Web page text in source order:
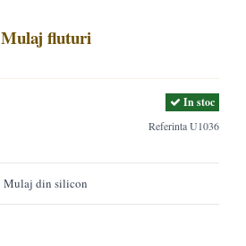
Mulaj fluturi
ReferintaU1036
In stoc
Mulaj din silicon